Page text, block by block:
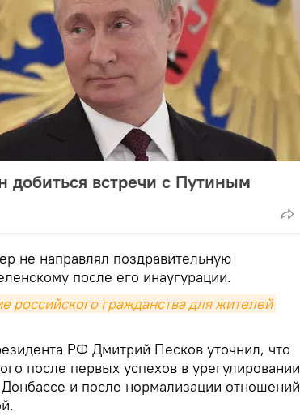
добиться встречи с Путиным
не направлял поздравительную
после его инаугурации.
российского гражданства для жителей
РФ Дмитрий Песков уточнил, что
после первых успехов в урегулировании
и после нормализации отношений